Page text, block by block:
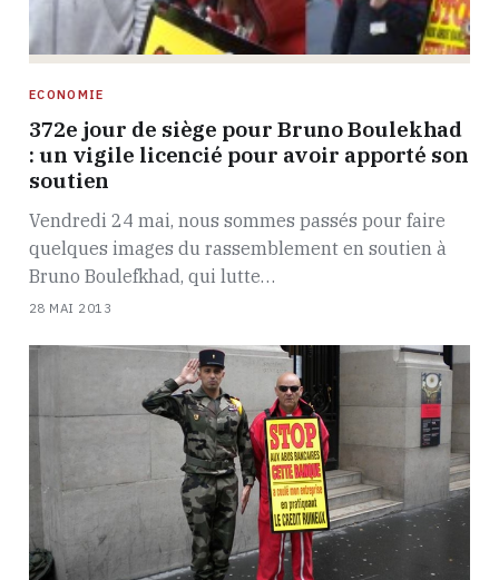
ECONOMIE
372e jour de siège pour Bruno Boulekhad
: un vigile licencié pour avoir apporté son
soutien
Vendredi 24 mai, nous sommes passés pour faire
quelques images du rassemblement en soutien à
Bruno Boulefkhad, qui lutte…
28 MAI 2013